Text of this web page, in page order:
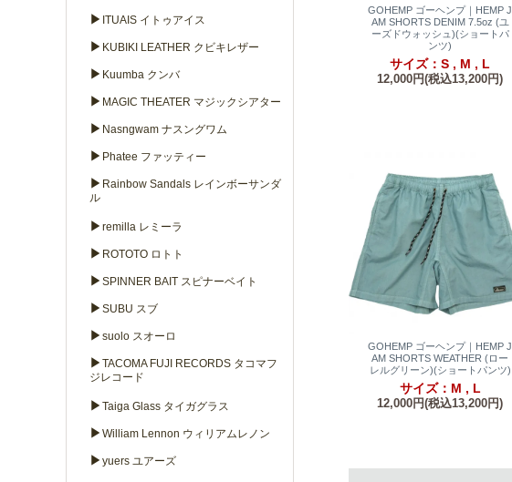
GOHEMP ゴーヘンプ｜HEMP J
AM SHORTS DENIM 7.5oz (ユ
ーズドウォッシュ)(ショートパ
ンツ)
サイズ：S , M , L
12,000円(税込13,200円)
GOHEMP ゴーヘンプ｜HEMP J
AM SHORTS WEATHER (ロー
レルグリーン)(ショートパンツ)
サイズ：M , L
12,000円(税込13,200円)
▶ ITUAIS イトゥアイス
▶ KUBIKI LEATHER クビキレザー
▶ Kuumba クンバ
▶ MAGIC THEATER マジックシアター
▶ Nasngwam ナスングワム
▶ Phatee ファッティー
▶ Rainbow Sandals レインボーサンダ
ル
▶ remilla レミーラ
▶ ROTOTO ロトト
▶ SPINNER BAIT スピナーベイト
▶ SUBU スブ
▶ suolo スオーロ
▶ TACOMA FUJI RECORDS タコマフ
ジレコード
▶ Taiga Glass タイガグラス
▶ William Lennon ウィリアムレノン
▶ yuers ユアーズ